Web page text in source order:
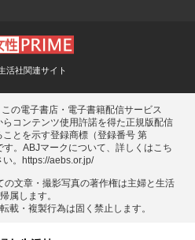
活社関連サイト
の電子書店・電子書籍配信サービス
らコンテンツ使用許諾を得た正規版配信
とを示す登録商標（登録番号 第
。ABJマークについて、詳しくはこち
。
https://aebs.or.jp/
⽂章・撮影写真の著作権は主婦と⽣活
属します。
載・複製⾏為は固く禁⽌します。